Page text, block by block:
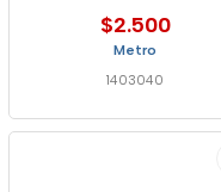
$2.500
Metro
1403040